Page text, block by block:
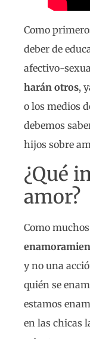
Como
deber de
afectivo-
harán otros,
o los medios
debemos
hijos sobre
¿Qué
amor?
Como
y no una
quién se
estamos
en las chicas